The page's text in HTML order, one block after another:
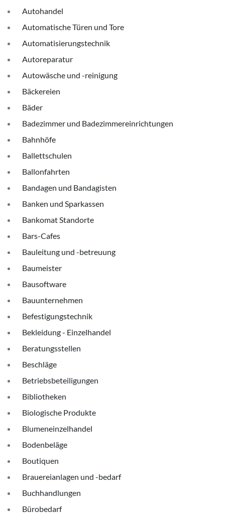
Autohandel
Automatische Türen und Tore
Automatisierungstechnik
Autoreparatur
Autowäsche und -reinigung
Bäckereien
Bäder
Badezimmer und Badezimmereinrichtungen
Bahnhöfe
Ballettschulen
Ballonfahrten
Bandagen und Bandagisten
Banken und Sparkassen
Bankomat Standorte
Bars-Cafes
Bauleitung und -betreuung
Baumeister
Bausoftware
Bauunternehmen
Befestigungstechnik
Bekleidung - Einzelhandel
Beratungsstellen
Beschläge
Betriebsbeteiligungen
Bibliotheken
Biologische Produkte
Blumeneinzelhandel
Bodenbeläge
Boutiquen
Brauereianlagen und -bedarf
Buchhandlungen
Bürobedarf